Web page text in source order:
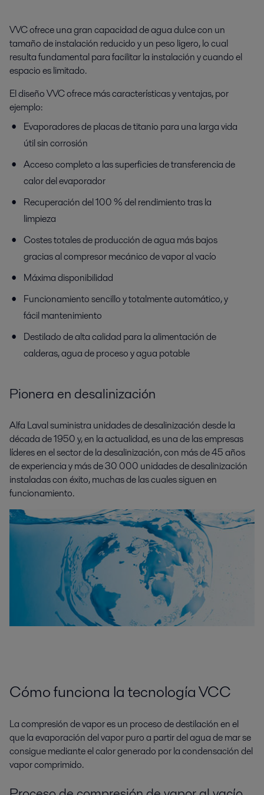
VVC ofrece una gran capacidad de agua dulce con un
tamaño de instalación reducido y un peso ligero, lo cual
resulta fundamental para facilitar la instalación y cuando el
espacio es limitado.
El diseño VVC ofrece más características y ventajas, por
ejemplo:
Evaporadores de placas de titanio para una larga vida
útil sin corrosión
Acceso completo a las superficies de transferencia de
calor del evaporador
Recuperación del 100 % del rendimiento tras la
limpieza
Costes totales de producción de agua más bajos
gracias al compresor mecánico de vapor al vacío
Máxima disponibilidad
Funcionamiento sencillo y totalmente automático, y
fácil mantenimiento
Destilado de alta calidad para la alimentación de
calderas, agua de proceso y agua potable
Pionera en desalinización
Alfa Laval suministra unidades de desalinización desde la
década de 1950 y, en la actualidad, es una de las empresas
líderes en el sector de la desalinización, con más de 45 años
de experiencia y más de 30 000 unidades de desalinización
instaladas con éxito, muchas de las cuales siguen en
funcionamiento.
Cómo funciona la tecnología VCC
La compresión de vapor es un proceso de destilación en el
que la evaporación del vapor puro a partir del agua de mar se
consigue mediante el calor generado por la condensación del
vapor comprimido.